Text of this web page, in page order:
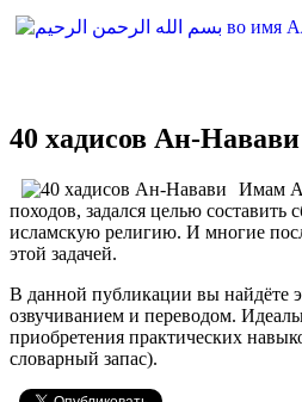
40 хадисов Ан-Навави
Имам
походов, задался целью
исламскую религию. И многие
этой задачей.
В данной публикации вы найдёте
озвучиванием и переводом.
приобретения практических
словарный запас).